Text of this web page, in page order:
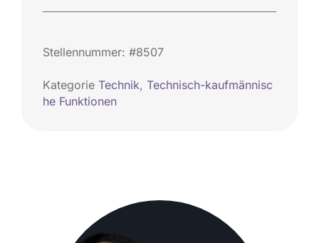
Stellennummer: #8507
Kategorie Technik, Technisch-kaufmännisc
he Funktionen